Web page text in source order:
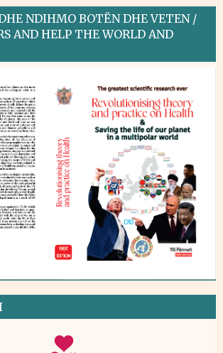
NDIHMO BOTËN DHE VETEN /
AND HELP THE WORLD AND